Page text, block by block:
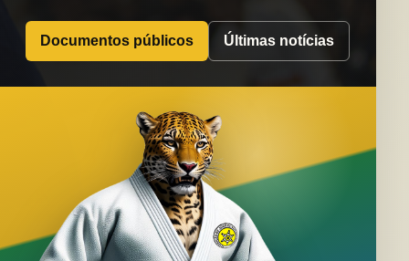
Documentos públicos Últimas notícias